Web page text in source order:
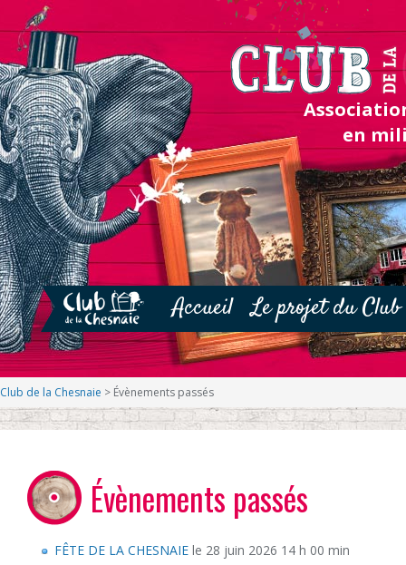
en
Accueil Le projet du Club
Club de la Chesnaie > Évènements passés
Évènements passés
FÊTE DE LA CHESNAIE le 28 juin 2026 14 h 00 min